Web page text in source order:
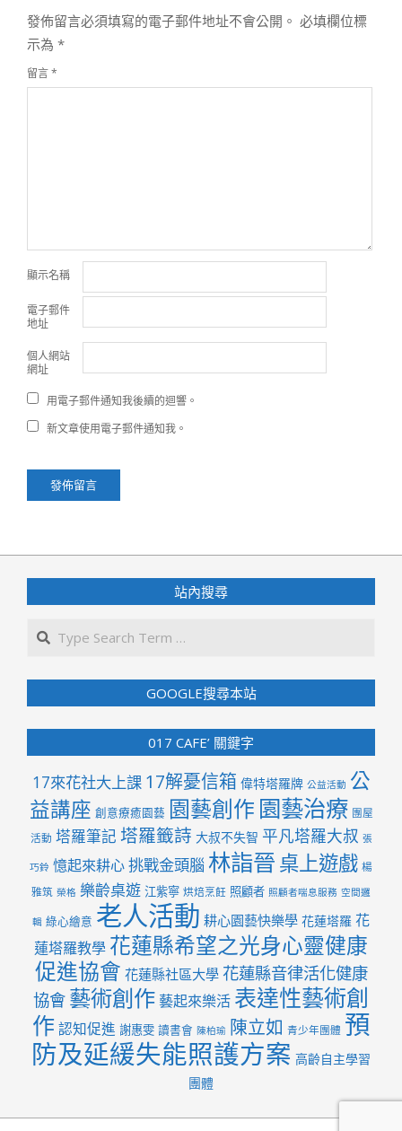
發佈留言必須填寫的電子郵件地址不會公開。 必填欄位標
示為 *
留言*
顯示名稱
電子郵件
地址
個人網站
網址
用電子郵件通知我後續的迴響。
新文章使用電子郵件通知我。
站內搜尋
GOOGLE搜尋本站
017 CAFE’ 關鍵字
17來花社大上課 17解憂信箱 偉特塔羅牌 公益活動 公
益講座 創意療癒園藝 園藝創作 園藝治療 團屋
活動 塔羅筆記 塔羅籤詩 大叔不失智 平凡塔羅大叔 張
巧鈴 憶起來耕心挑戰金頭腦 林詣晉桌上遊戲 楊
雅筑 榮格 樂齡桌遊 江紫寧 烘焙烹飪 照顧者 照顧者喘息服務 空間邏
輯 綠心繪意 老人活動 耕心園藝快樂學 花蓮塔羅 花
蓮塔羅教學 花蓮縣希望之光身心靈健康
促進協會 花蓮縣社區大學 花蓮縣音律活化健康
協會 藝術創作藝起來樂活 表達性藝術創
作 認知促進 謝惠雯 讀書會 陳柏瑜 陳立如 青少年團體 預
防及延緩失能照護方案 高齡自主學習
團體